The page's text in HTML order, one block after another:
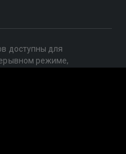
доступны для
режиме,